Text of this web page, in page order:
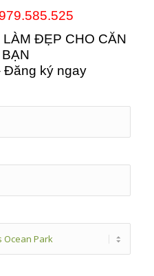
ĐẸP CHO CĂN
Đăng ký ngay